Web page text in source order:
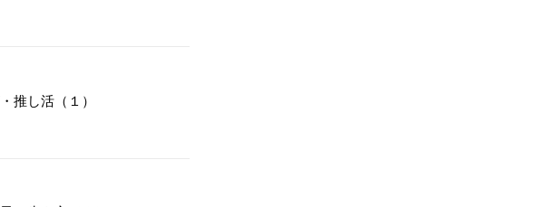
推し活（１）